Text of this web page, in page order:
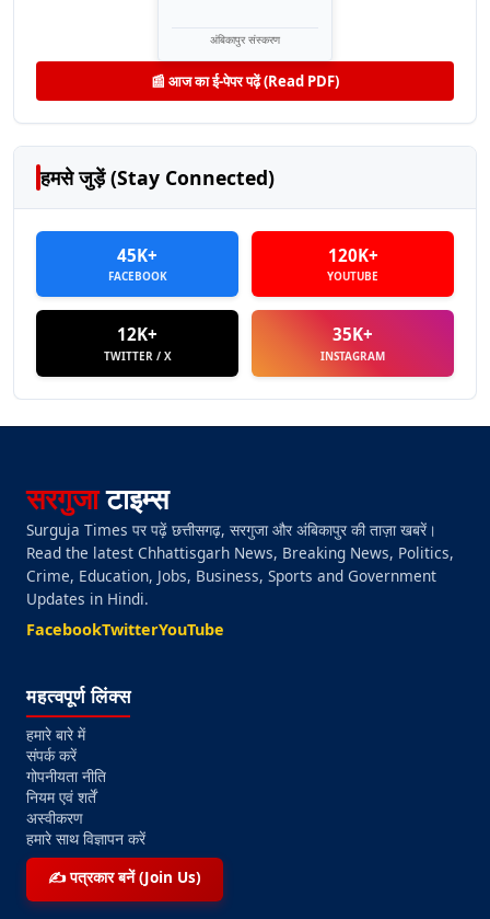
अंबिकापुर संस्करण
📰 आज का ई-पेपर पढ़ें (Read PDF)
हमसे जुड़ें (Stay Connected)
45K+
FACEBOOK
120K+
YOUTUBE
12K+
TWITTER / X
35K+
INSTAGRAM
सरगुजाटाइम्स
Surguja Times पर पढ़ें छत्तीसगढ़, सरगुजा और अंबिकापुर की ताज़ा खबरें।
Read the latest Chhattisgarh News, Breaking News, Politics,
Crime, Education, Jobs, Business, Sports and Government
Updates in Hindi.
FacebookTwitterYouTube
महत्वपूर्ण लिंक्स
हमारे बारे में
संपर्क करें
गोपनीयता नीति
नियम एवं शर्तें
अस्वीकरण
हमारे साथ विज्ञापन करें
✍️ पत्रकार बनें (Join Us)